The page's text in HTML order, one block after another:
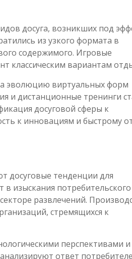
досуга, возникших под
из узкого формата в
содержимого. Игровые
классическим вариантам
эволюцию виртуальных форм
и дистанционные тренинги
досуговой сферы к
к инновациям и быстрому
досуговые тенденции для
изыскания потребительского
развлечений.
стремящихся к
перспективами и
ответ